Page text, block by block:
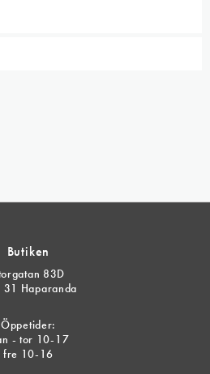
Butiken
83D
Haparanda
Öppetider:
- tor 10-17
fre 10-16